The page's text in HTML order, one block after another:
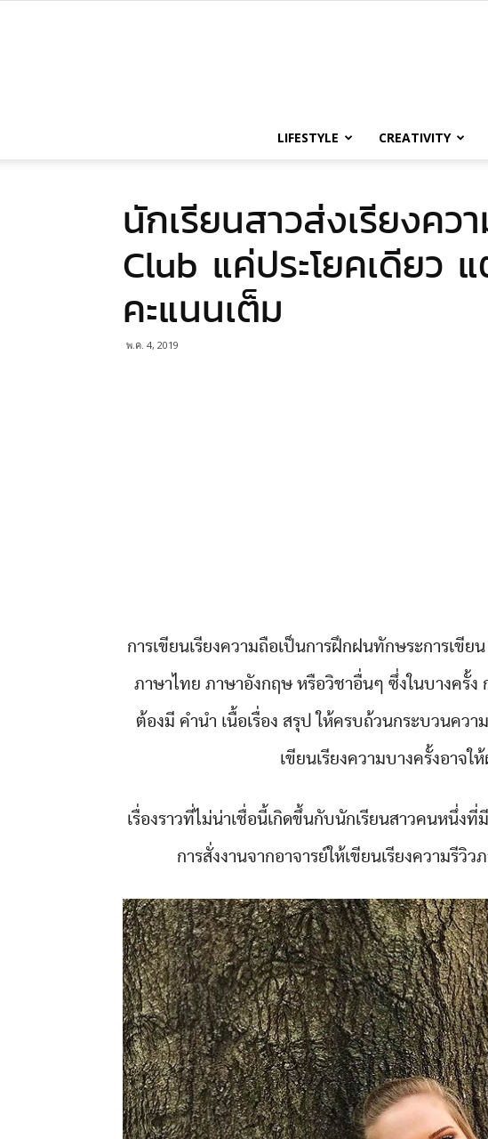
LIFESTYLE CREATIVITY
นักเรียนสาวส่งเรียงคว
Club แค่ประโยคเดียว
คะแนนเต็ม
พ.ค. 4, 2019
การเขียนเรียงความถือเป็นการฝึกฝนทักษระการเขีย
ภาษาไทย ภาษาอังกฤษ หรือวิชาอื่นๆ ซึ่งในบางครั้ง
ต้องมี คำนำ เนื้อเรื่อง สรุป ให้ครบถ้วนกระบวนควา
เขียนเรียงความบางครั้งอาจ
เรื่องราวที่ไม่น่าเชื่อนี้เกิดขึ้นกับนักเรียนสาวคนหนึ่งที่
การสั่งงานจากอาจารย์ให้เขียนเรียงความรีวิว